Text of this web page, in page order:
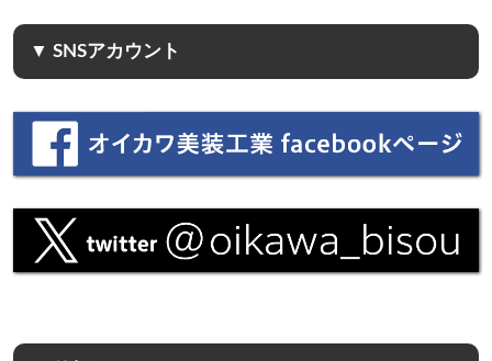
▼ SNSアカウント